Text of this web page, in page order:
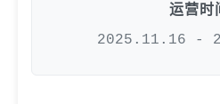
运营时
2025.11.16 -